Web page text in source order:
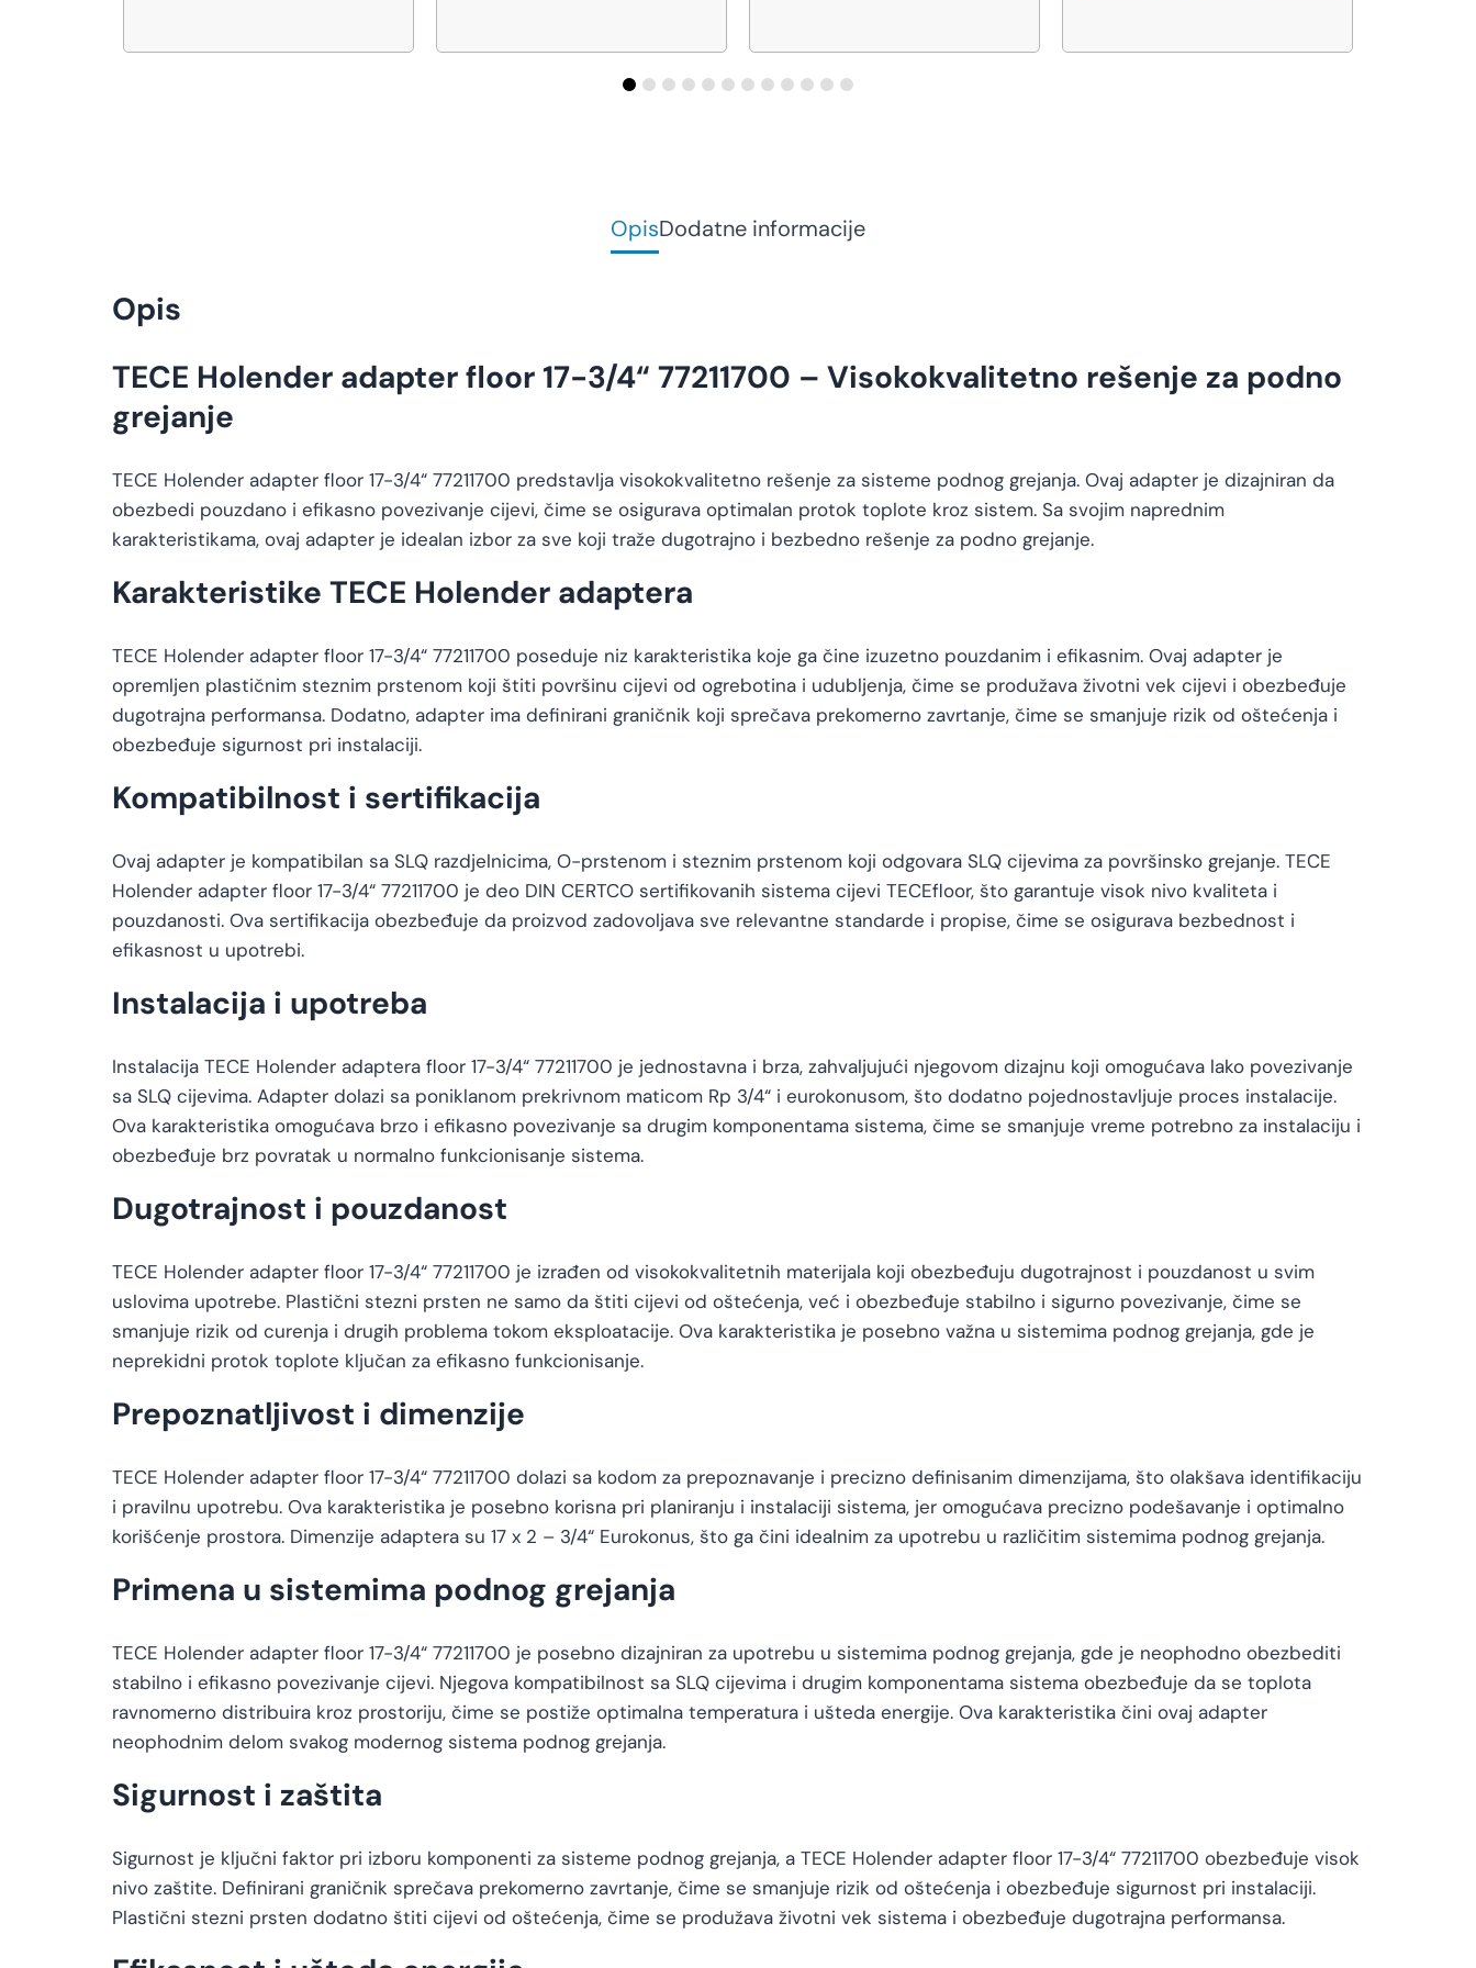
OpisDodatne informacije
Opis
TECE Holender adapter floor 17-3/4“ 77211700 – Visokokvalitetno rešenje za podno
grejanje
TECE Holender adapter floor 17-3/4“ 77211700 predstavlja visokokvalitetno rešenje za sisteme podnog grejanja. Ovaj adapter je dizajniran da
obezbedi pouzdano i efikasno povezivanje cijevi, čime se osigurava optimalan protok toplote kroz sistem. Sa svojim naprednim
karakteristikama, ovaj adapter je idealan izbor za sve koji traže dugotrajno i bezbedno rešenje za podno grejanje.
Karakteristike TECE Holender adaptera
TECE Holender adapter floor 17-3/4“ 77211700 poseduje niz karakteristika koje ga čine izuzetno pouzdanim i efikasnim. Ovaj adapter je
opremljen plastičnim steznim prstenom koji štiti površinu cijevi od ogrebotina i udubljenja, čime se produžava životni vek cijevi i obezbeđuje
dugotrajna performansa. Dodatno, adapter ima definirani graničnik koji sprečava prekomerno zavrtanje, čime se smanjuje rizik od oštećenja i
obezbeđuje sigurnost pri instalaciji.
Kompatibilnost i sertifikacija
Ovaj adapter je kompatibilan sa SLQ razdjelnicima, O-prstenom i steznim prstenom koji odgovara SLQ cijevima za površinsko grejanje. TECE
Holender adapter floor 17-3/4“ 77211700 je deo DIN CERTCO sertifikovanih sistema cijevi TECEfloor, što garantuje visok nivo kvaliteta i
pouzdanosti. Ova sertifikacija obezbeđuje da proizvod zadovoljava sve relevantne standarde i propise, čime se osigurava bezbednost i
efikasnost u upotrebi.
Instalacija i upotreba
Instalacija TECE Holender adaptera floor 17-3/4“ 77211700 je jednostavna i brza, zahvaljujući njegovom dizajnu koji omogućava lako povezivanje
sa SLQ cijevima. Adapter dolazi sa poniklanom prekrivnom maticom Rp 3/4“ i eurokonusom, što dodatno pojednostavljuje proces instalacije.
Ova karakteristika omogućava brzo i efikasno povezivanje sa drugim komponentama sistema, čime se smanjuje vreme potrebno za instalaciju i
obezbeđuje brz povratak u normalno funkcionisanje sistema.
Dugotrajnost i pouzdanost
TECE Holender adapter floor 17-3/4“ 77211700 je izrađen od visokokvalitetnih materijala koji obezbeđuju dugotrajnost i pouzdanost u svim
uslovima upotrebe. Plastični stezni prsten ne samo da štiti cijevi od oštećenja, već i obezbeđuje stabilno i sigurno povezivanje, čime se
smanjuje rizik od curenja i drugih problema tokom eksploatacije. Ova karakteristika je posebno važna u sistemima podnog grejanja, gde je
neprekidni protok toplote ključan za efikasno funkcionisanje.
Prepoznatljivost i dimenzije
TECE Holender adapter floor 17-3/4“ 77211700 dolazi sa kodom za prepoznavanje i precizno definisanim dimenzijama, što olakšava identifikaciju
i pravilnu upotrebu. Ova karakteristika je posebno korisna pri planiranju i instalaciji sistema, jer omogućava precizno podešavanje i optimalno
korišćenje prostora. Dimenzije adaptera su 17 x 2 – 3/4“ Eurokonus, što ga čini idealnim za upotrebu u različitim sistemima podnog grejanja.
Primena u sistemima podnog grejanja
TECE Holender adapter floor 17-3/4“ 77211700 je posebno dizajniran za upotrebu u sistemima podnog grejanja, gde je neophodno obezbediti
stabilno i efikasno povezivanje cijevi. Njegova kompatibilnost sa SLQ cijevima i drugim komponentama sistema obezbeđuje da se toplota
ravnomerno distribuira kroz prostoriju, čime se postiže optimalna temperatura i ušteda energije. Ova karakteristika čini ovaj adapter
neophodnim delom svakog modernog sistema podnog grejanja.
Sigurnost i zaštita
Sigurnost je ključni faktor pri izboru komponenti za sisteme podnog grejanja, a TECE Holender adapter floor 17-3/4“ 77211700 obezbeđuje visok
nivo zaštite. Definirani graničnik sprečava prekomerno zavrtanje, čime se smanjuje rizik od oštećenja i obezbeđuje sigurnost pri instalaciji.
Plastični stezni prsten dodatno štiti cijevi od oštećenja, čime se produžava životni vek sistema i obezbeđuje dugotrajna performansa.